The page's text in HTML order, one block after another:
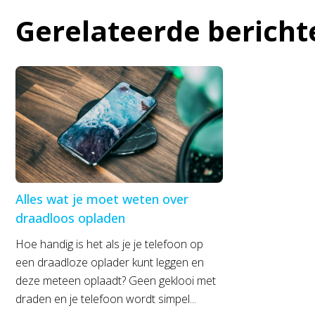
Gerelateerde
Alles wat je moet weten over
draadloos opladen
Hoe handig is het als je je telefoon op
een draadloze oplader kunt leggen en
deze meteen oplaadt? Geen geklooi met
draden en je telefoon wordt simpel...